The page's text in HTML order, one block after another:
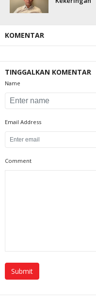
KOMENTAR
TINGGALKAN KOMENTAR
Name
Email Address
Comment